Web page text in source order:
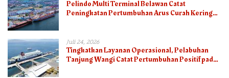
Pelindo Multi Terminal Belawan Catat
Peningkatan Pertumbuhan Arus Curah Kering
Juli 24, 2026
Tingkatkan Layanan Operasional, Pelabuhan
Tanjung Wangi Catat Pertumbuhan Positif pada